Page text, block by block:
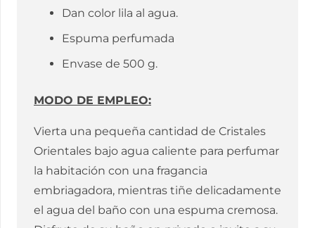
Dan color lila al agua.
Espuma perfumada
Envase de 500 g.
MODO DE EMPLEO:
Vierta una pequeña cantidad de Cristales
Orientales bajo agua caliente para perfumar
la habitación con una fragancia
embriagadora, mientras tiñe delicadamente
el agua del baño con una espuma cremosa.